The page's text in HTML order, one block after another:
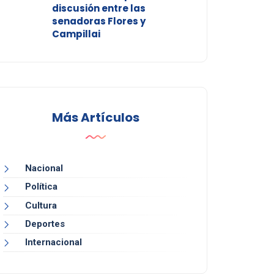
discusión entre las
senadoras Flores y
Campillai
Más Artículos
Nacional
Política
Cultura
Deportes
Internacional